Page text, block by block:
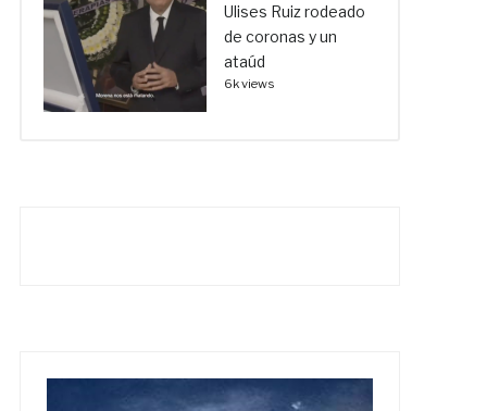
Ulises Ruiz rodeado
de coronas y un
ataúd
6k views